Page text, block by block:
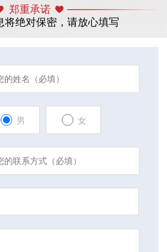
郑重承诺
将绝对保密，请放心填写
男 女